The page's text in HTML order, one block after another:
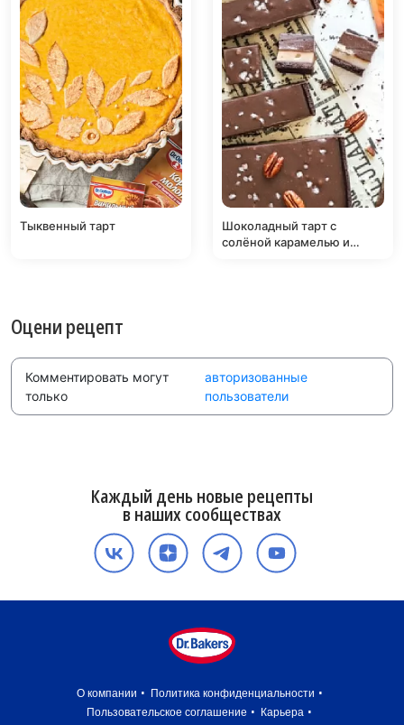
Тыквенный тарт
Шоколадный тарт с
солёной карамелью и
Оцени рецепт
Комментировать могут
только
авторизованные
пользователи
Каждый день новые рецепты
в наших сообществах
О компании
Политика конфиденциальности
Пользовательское соглашение
Карьера